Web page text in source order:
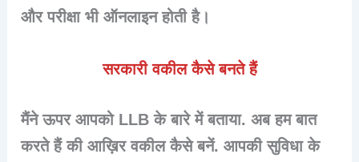
और परीक्षा भी ऑनलाइन होती है।
सरकारी वकील कैसे बनते हैं
मैंने ऊपर आपको LLB के बारे में बताया. अब हम बात
करते हैं की आख़िर वकील कैसे बनें. आपकी सुविधा के